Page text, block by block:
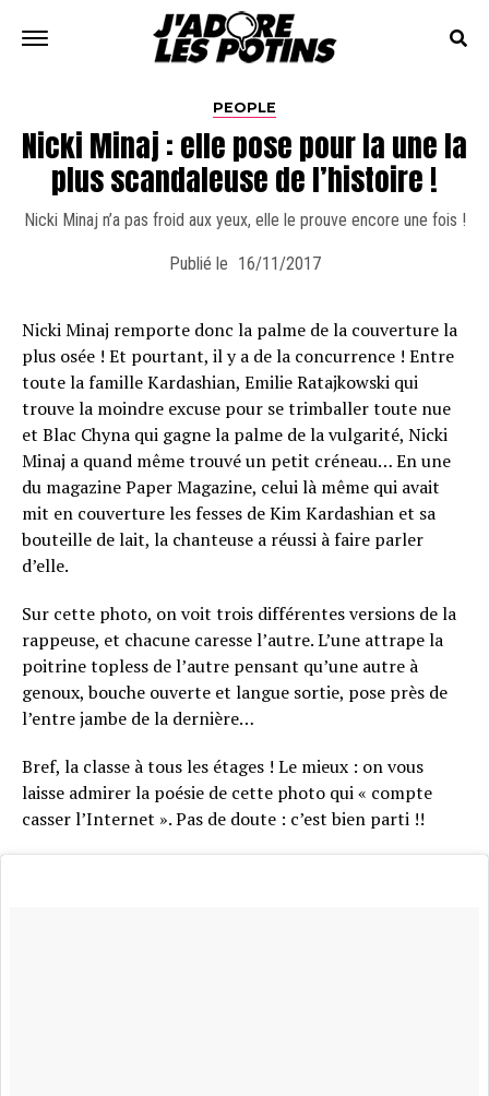
PEOPLE
Nicki Minaj : elle pose pour la une la
plus scandaleuse de l’histoire !
Nicki Minaj n’a pas froid aux yeux, elle le prouve encore une fois !
Publié le 16/11/2017
Nicki Minaj remporte donc la palme de la couverture la
plus osée ! Et pourtant, il y a de la concurrence ! Entre
toute la famille Kardashian, Emilie Rataj­kowski qui
trouve la moindre excuse pour se trimballer toute nue
et Blac Chyna qui gagne la palme de la vulgarité, Nicki
Minaj a quand même trouvé un petit créneau… En une
du magazine Paper Magazine, celui là même qui avait
mit en couverture les fesses de Kim Kardashian et sa
bouteille de lait, la chanteuse a réussi à faire parler
d’elle.
Sur cette photo, on voit trois différentes versions de la
rappeuse, et chacune caresse l’autre. L’une attrape la
poitrine topless de l’autre pensant qu’une autre à
genoux, bouche ouverte et langue sortie, pose près de
l’entre jambe de la dernière…
Bref, la classe à tous les étages ! Le mieux : on vous
laisse admirer la poésie de cette photo qui « compte
casser l’Internet ». Pas de doute : c’est bien parti !!